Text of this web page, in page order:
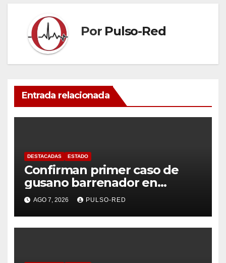
Por Pulso-Red
Entrada relacionada
DESTACADAS ESTADO
Confirman primer caso de
gusano barrenador en
humano en Tlaxcala
AGO 7, 2026 PULSO-RED